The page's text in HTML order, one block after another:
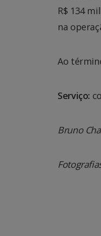
R$ 134
na
Ao
Serviço:
Bruno